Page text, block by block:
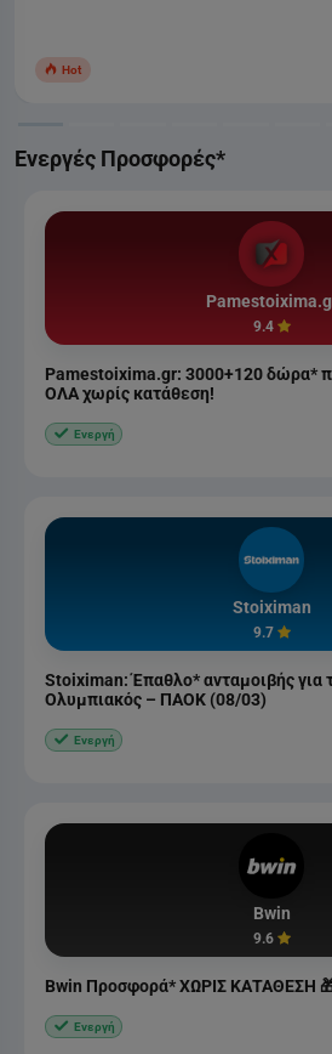
Hot
Ενεργές Προσφορές*
9.4
Pamestoixima.gr: 3000+120 δώρα*
ΟΛΑ χωρίς κατάθεση!
Ενεργή
Stoiximan
9.7
Stoiximan: Έπαθλο* ανταμοιβής για
Ολυμπιακός – ΠΑΟΚ (08/03)
Ενεργή
Bwin
9.6
Bwin Προσφορά* ΧΩΡΙΣ ΚΑΤΑΘΕΣΗ
Ενεργή